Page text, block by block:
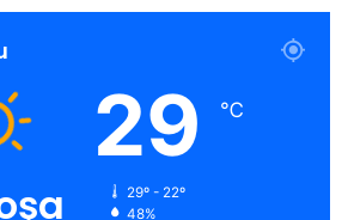
29 ℃
29º - 22º
48%